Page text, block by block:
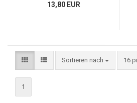
13,80 EUR
Sortieren nach 16
1